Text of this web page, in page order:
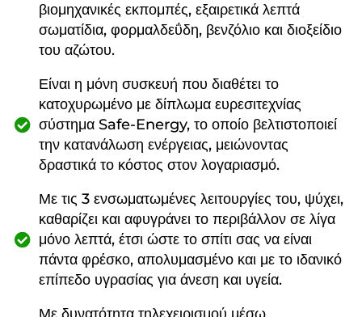
βιομηχανικές εκπομπές, εξαιρετικά λεπτά
σωματίδια, φορμαλδεΰδη, βενζόλιο και διοξείδιο
του αζώτου.
Είναι η μόνη συσκευή που διαθέτει το
κατοχυρωμένο με δίπλωμα ευρεσιτεχνίας
σύστημα Safe-Energy, το οποίο βελτιστοποιεί
την κατανάλωση ενέργειας, μειώνοντας
δραστικά το κόστος στον λογαριασμό.
Με τις 3 ενσωματωμένες λειτουργίες του, ψύχει,
καθαρίζει και αφυγράνει το περιβάλλον σε λίγα
μόνο λεπτά, έτσι ώστε το σπίτι σας να είναι
πάντα φρέσκο, απολυμασμένο και με το ιδανικό
επίπεδο υγρασίας για άνεση και υγεία.